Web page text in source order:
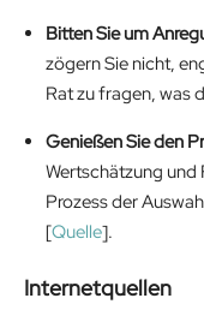
Bitten Sie um
zögern Sie nicht,
Rat zu fragen, was
Genießen Sie den
Wertschätzung und
Prozess der
[Quelle].
Internetquellen